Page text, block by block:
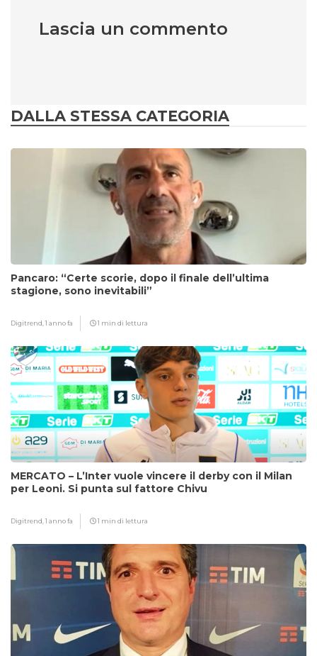
Lascia un commento
DALLA STESSA CATEGORIA
Pancaro: “Certe scorie, dopo il finale dell’ultima
stagione, sono inevitabili”
Digitrend,1 anno fa 1 min di lettura
MERCATO – L’Inter vuole vincere il derby con il Milan
per Leoni. Si punta sul fattore Chivu
Digitrend,1 anno fa 1 min di lettura